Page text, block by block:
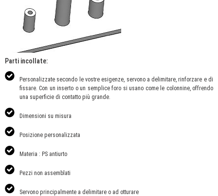
Parti incollate:
Personalizzate secondo le vostre esigenze, servono a delimitare, rinforzare e di
fissare. Con un inserto o un semplice foro si usano come le colonnine, offrendo
una superficie di contatto più grande.
Dimensioni su misura
Posizione personalizzata
Materia : PS antiurto
Pezzi non assemblati
Servono principalmente a delimitare o ad otturare